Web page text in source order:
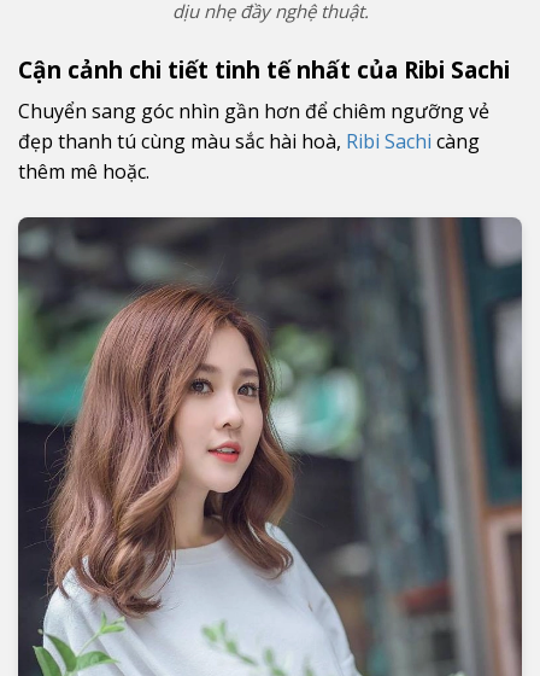
dịu nhẹ đầy nghệ thuật.
Cận cảnh chi tiết tinh tế nhất của Ribi Sachi
Chuyển sang góc nhìn gần hơn để chiêm ngưỡng vẻ
đẹp thanh tú cùng màu sắc hài hoà, Ribi Sachi càng
thêm mê hoặc.